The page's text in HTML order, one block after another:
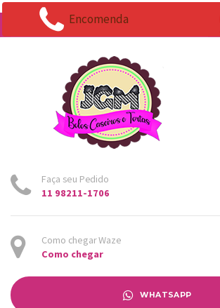
Endereço:Av. Santo Antônio 1663 - Vila Osasco
Faça seu Pedido
11 98211-1706
Como chegar Waze
Como chegar
WHATSAPP
Encomenda